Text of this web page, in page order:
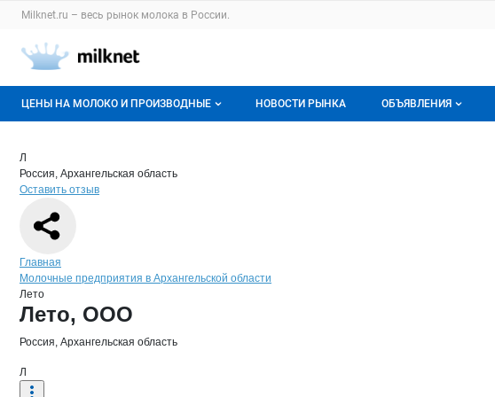
Раздел навигации по сайту milknet.ru
Milknet.ru – весь рынок молока в России.
Авторизация и меню пользователя
Навигация по разделам сайта milknet.ru
ЦЕНЫ НА МОЛОКО И ПРОИЗВОДНЫЕ
О мониторингах
Актуальные мониторинги
Отзывы
НОВОСТИ РЫНКА ОБЪЯВЛЕНИЯ
Страница компании
Страница компании
Краткая информация о компании
Л
Россия, Архангельская область
Оставить отзыв
Навигация по сайту
Главная
Молочные предприятия в Архангельской области
Лето
Основная информация о компании
Лето, ООО
Россия, Архангельская область
Л